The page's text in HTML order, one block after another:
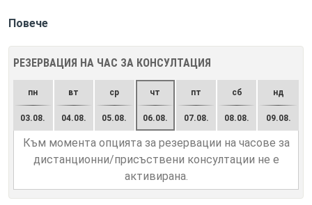
Повече
РЕЗЕРВАЦИЯ НА ЧАС ЗА КОНСУЛТАЦИЯ
пн
03.08.
вт
04.08.
ср
05.08.
чт
06.08.
пт
07.08.
сб
08.08.
нд
09.08.
Към момента опцията за резервации на часове за
дистанционни/присъствени консултации не е
активирана.